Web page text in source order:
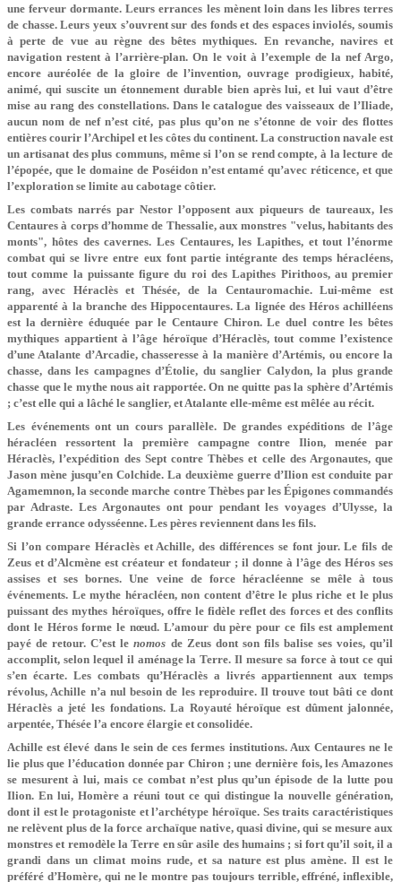
une ferveur dormante. Leurs errances les mènent loin dans les libres terres
de chasse. Leurs yeux s’ouvrent sur des fonds et des espaces inviolés, soumis
à perte de vue au règne des bêtes mythiques. En revanche, navires et
navigation restent à l’arrière-plan. On le voit à l’exemple de la nef Argo,
encore auréolée de la gloire de l’invention, ouvrage prodigieux, habité,
animé, qui suscite un étonnement durable bien après lui, et lui vaut d’être
mise au rang des constellations. Dans le catalogue des vaisseaux de l’Iliade,
aucun nom de nef n’est cité, pas plus qu’on ne s’étonne de voir des flottes
entières courir l’Archipel et les côtes du continent. La construction navale est
un artisanat des plus communs, même si l’on se rend compte, à la lecture de
l’épopée, que le domaine de Poséidon n’est entamé qu’avec réticence, et que
l’exploration se limite au cabotage côtier.
Les combats narrés par Nestor l’opposent aux piqueurs de taureaux, les
Centaures à corps d’homme de Thessalie, aux monstres "velus, habitants des
monts", hôtes des cavernes. Les Centaures, les Lapithes, et tout l’énorme
combat qui se livre entre eux font partie intégrante des temps héracléens,
tout comme la puissante figure du roi des Lapithes Pirithoos, au premier
rang, avec Héraclès et Thésée, de la Centauromachie. Lui-même est
apparenté à la branche des Hippocentaures. La lignée des Héros achilléens
est la dernière éduquée par le Centaure Chiron. Le duel contre les bêtes
mythiques appartient à l’âge héroïque d’Héraclès, tout comme l’existence
d’une Atalante d’Arcadie, chasseresse à la manière d’Artémis, ou encore la
chasse, dans les campagnes d’Étolie, du sanglier Calydon, la plus grande
chasse que le mythe nous ait rapportée. On ne quitte pas la sphère d’Artémis
; c’est elle qui a lâché le sanglier, et Atalante elle-même est mêlée au récit.
Les événements ont un cours parallèle. De grandes expéditions de l’âge
héracléen ressortent la première campagne contre Ilion, menée par
Héraclès, l’expédition des Sept contre Thèbes et celle des Argonautes, que
Jason mène jusqu’en Colchide. La deuxième guerre d’Ilion est conduite par
Agamemnon, la seconde marche contre Thèbes par les Épigones commandés
par Adraste. Les Argonautes ont pour pendant les voyages d’Ulysse, la
grande errance odysséenne. Les pères reviennent dans les fils.
Si l’on compare Héraclès et Achille, des différences se font jour. Le fils de
Zeus et d’Alcmène est créateur et fondateur ; il donne à l’âge des Héros ses
assises et ses bornes. Une veine de force héracléenne se mêle à tous
événements. Le mythe héracléen, non content d’être le plus riche et le plus
puissant des mythes héroïques, offre le fidèle reflet des forces et des conflits
dont le Héros forme le nœud. L’amour du père pour ce fils est amplement
payé de retour. C’est lenomos de Zeus dont son fils balise ses voies, qu’il
accomplit, selon lequel il aménage la Terre. Il mesure sa force à tout ce qui
s’en écarte. Les combats qu’Héraclès a livrés appartiennent aux temps
révolus, Achille n’a nul besoin de les reproduire. Il trouve tout bâti ce dont
Héraclès a jeté les fondations. La Royauté héroïque est dûment jalonnée,
arpentée, Thésée l’a encore élargie et consolidée.
Achille est élevé dans le sein de ces fermes institutions. Aux Centaures ne le
lie plus que l’éducation donnée par Chiron ; une dernière fois, les Amazones
se mesurent à lui, mais ce combat n’est plus qu’un épisode de la lutte pou
Ilion. En lui, Homère a réuni tout ce qui distingue la nouvelle génération,
dont il est le protagoniste et l’archétype héroïque. Ses traits caractéristiques
ne relèvent plus de la force archaïque native, quasi divine, qui se mesure aux
monstres et remodèle la Terre en sûr asile des humains ; si fort qu’il soit, il a
grandi dans un climat moins rude, et sa nature est plus amène. Il est le
préféré d’Homère, qui ne le montre pas toujours terrible, effréné, inflexible,